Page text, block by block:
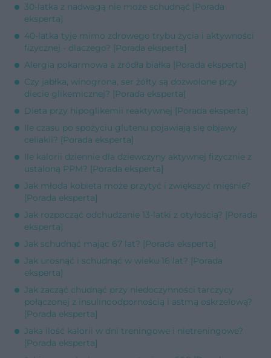
30-latka z nadwagą nie może schudnąć [Porada
eksperta]
40-latka tyje mimo zdrowego trybu życia i aktywności
fizycznej - dlaczego? [Porada eksperta]
Alergia pokarmowa a źródła białka [Porada eksperta]
Czy jabłka, winogrona, ser żółty są dozwolone przy
diecie glikemicznej? [Porada eksperta]
Dieta przy hipoglikemii reaktywnej [Porada eksperta]
Ile czasu po spożyciu glutenu pojawiają się objawy
celiakii? [Porada eksperta]
Ile kalorii dziennie dla dziewczyny aktywnej fizycznie z
ustaloną PPM? [Porada eksperta]
Jak młoda kobieta może przytyć i zwiększyć mięśnie?
[Porada eksperta]
Jak rozpocząć odchudzanie 13-latki z otyłością? [Porada
eksperta]
Jak schudnąć mając 67 lat? [Porada eksperta]
Jak urosnąć i schudnąć w wieku 16 lat? [Porada
eksperta]
Jak zacząć chudnąć przy niedoczynności tarczycy
połączonej z insulinoodpornością i astmą oskrzelową?
[Porada eksperta]
Jaka ilość kalorii w dni treningowe i nietreningowe?
[Porada eksperta]